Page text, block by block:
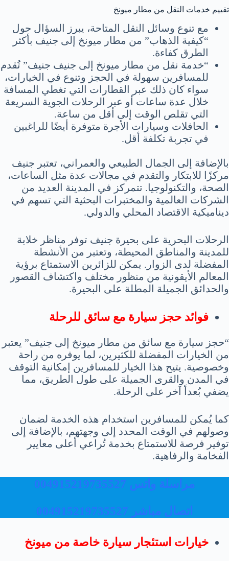
تقييم خدمات النقل من مطار ميونخ
مع تنوع وسائل النقل المتاحة، يبرز السؤال حول
“كيفية الذهاب” من مطار ميونخ إلى جنيف بأكثر
الطرق كفاءة.
“خدمة نقل من مطار ميونخ إلى جنيف جنيف” تُقدم
للمسافرين سهولة في الحجز وتنوع في الخيارات،
سواء كان ذلك عبر القطارات التي تغطي المسافة
خلال عدة ساعات أو عبر الرحلات الجوية السريعة
التي تقلص الوقت إلى أقل من ساعة.
الحافلات وسيارات الأجرة متوفرة أيضًا للراغبين
في تجربة تكلفة أقل.
بالإضافة إلى الجمال الطبيعي والعمراني، تعتبر جنيف
مركزًا للابتكار والتقدم في مجالات عدة مثل الساعات،
الصحة، والتكنولوجيا. تتمركز في المدينة العديد من
الشركات العالمية والمختبرات البحثية التي تسهم في
ديناميكية الاقتصاد المحلي والدولي.
الرحلات البحرية على بحيرة جنيف توفر مناظر خلابة
للمدينة والمناطق المحيطة، وتعتبر من الأنشطة
المفضلة لدى الزوار. يمكن للزائرين الاستمتاع برؤية
المعالم الأيقونية من منظور مختلف واكتشاف القصور
والحدائق الجميلة المطلة على البحيرة.
فوائد حجز سيارة مع سائق للرحلة
“حجز سيارة مع سائق من مطار ميونخ إلى جنيف” يعتبر
من الخيارات المفضلة للكثيرين، لما يوفره من راحة
وخصوصية. يتيح هذا الخيار للمسافرين إمكانية التوقف
في المدن والقرى الجميلة على طول الطريق، مما
يضفي بُعداً آخر على الرحلة.
كما يُمكن للمسافرين استخدام هذه الخدمة لضمان
وصولهم في الوقت المحدد إلى وجهتهم، بالإضافة إلى
توفير فرصة للاستمتاع بخدمة تُراعي أعلى معايير
الفخامة والرفاهية.
مراسلة واتس 004915219735527
اتصال مباشر 004915219735527
خيارات استئجار سيارة خاصة من ميونخ